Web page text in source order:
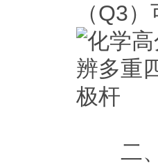
（Q3
二、